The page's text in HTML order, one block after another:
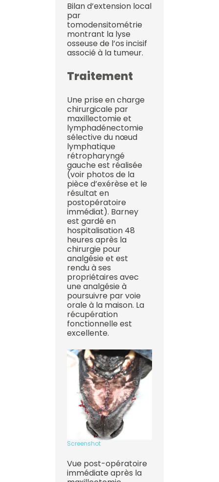
Bilan d’extension local
par
tomodensitométrie
montrant la lyse
osseuse de l’os incisif
associé à la tumeur.
Traitement
Une prise en charge
chirurgicale par
maxillectomie et
lymphadénectomie
sélective du nœud
lymphatique
rétropharyngé
gauche est réalisée
(voir photos de la
pièce d’exérèse et le
résultat en
postopératoire
immédiat). Barney
est gardé en
hospitalisation 48
heures après la
chirurgie pour
analgésie et est
rendu à ses
propriétaires avec
une analgésie à
poursuivre par voie
orale à la maison. La
récupération
fonctionnelle est
excellente.
Screenshot
Vue post-opératoire
immédiate après la